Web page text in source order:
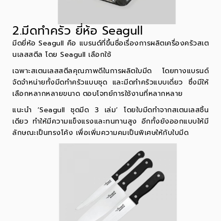
2.มีดทำครัว ยี่ห้อ Seagull
มีดยี่ห้อ Seagull คือ แบรนด์ที่ขึ้นชื่อเรื่องการผลิตเครื่องครัวสเต
นเลสสตีล โดย Seagull เลือกใช้
เฉพาะสเตนเลสสตีลคุณภาพดีในการผลิตใบมีด โดยทางแบรนด์
จัดจำหน่ายทั้งมีดทำครัวแบบชุด และมีดทำครัวแบบเดี่ยว ซึ่งมีให้
เลือกหลากหลายขนาด ตอบโจทย์การใช้งานที่หลากหลาย
แนะนำ ‘Seagull ชุดมีด 3 เล่ม’ โดยใบมีดทำจากสเตนเลสชิ้น
เดียว ทำให้มีความแข็งแรงและทนทานสูง อีกทั้งยังออกแบบให้มี
ลักษณะเป็นทรงโค้ง เพื่อเพิ่มความคมเป็นพิเศษให้กับใบมีด